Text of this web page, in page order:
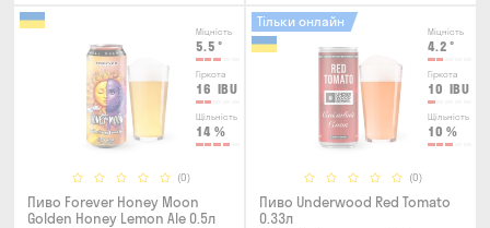
Міцність
5.5 °
Гіркота
16 IBU
Щільність
14 %
(0)
Пиво Forever Honey Moon
Golden Honey Lemon Ale 0.5л
Міцність
4.2 °
Гіркота
10 IBU
Щільність
10 %
(0)
Тільки онлайн
Пиво Underwood Red Tomato
0.33л